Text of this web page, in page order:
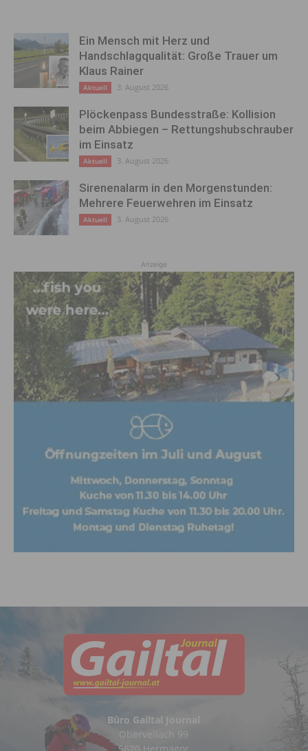
Ein Mensch mit Herz und
Handschlagqualität: Große Trauer um
Klaus Rainer
Aktuell 3. August 2026
Plöckenpass Bundesstraße: Kollision
beim Abbiegen – Rettungshubschrauber
im Einsatz
Aktuell 3. August 2026
Sirenenalarm in den Morgenstunden:
Mehrere Feuerwehren im Einsatz
Aktuell 3. August 2026
Anzeige
Büro Gailtal Journal
Obervellach 99